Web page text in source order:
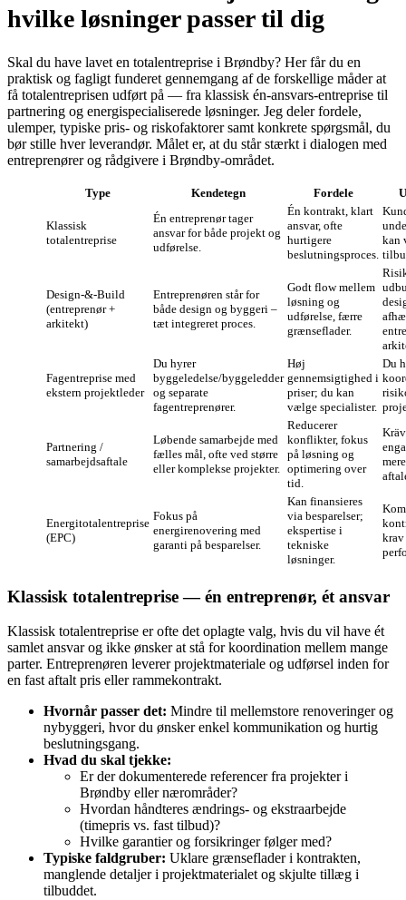
hvilke løsninger passer til dig
Skal du have lavet en totalentreprise i Brøndby? Her får du en
praktisk og fagligt funderet gennemgang af de forskellige måder at
få totalentreprisen udført på — fra klassisk én‑ansvars‑entreprise til
partnering og energispecialiserede løsninger. Jeg deler fordele,
ulemper, typiske pris- og riskofaktorer samt konkrete spørgsmål, du
bør stille hver leverandør. Målet er, at du står stærkt i dialogen med
entreprenører og rådgivere i Brøndby‑området.
Type Kendetegn Fordele
Klassisk
totalentreprise
Én entreprenør tager
ansvar for både projekt og
udførelse.
Én kontrakt, klart
ansvar, ofte
hurtigere
beslutningsproces.
kan
Design‑&‑Build
(entreprenør +
arkitekt)
Entreprenøren står for
både design og byggeri –
tæt integreret proces.
Godt flow mellem
løsning og
udførelse, færre
grænseflader.
Fagentreprise med
ekstern projektleder
Du hyrer
byggeledelse/byggeledder
og separate
fagentreprenører.
Høj
gennemsigtighed i
priser; du kan
vælge specialister.
Du
Partnering /
samarbejdsaftale
Løbende samarbejde med
fælles mål, ofte ved større
eller komplekse projekter.
Reducerer
konflikter, fokus
på løsning og
optimering over
tid.
Energitotalentreprise
(EPC)
Fokus på
energirenovering med
garanti på besparelser.
Kan finansieres
via besparelser;
ekspertise i
tekniske
løsninger.
krav
Klassisk totalentreprise — én entreprenør, ét ansvar
Klassisk totalentreprise er ofte det oplagte valg, hvis du vil have ét
samlet ansvar og ikke ønsker at stå for koordination mellem mange
parter. Entreprenøren leverer projektmateriale og udførsel inden for
en fast aftalt pris eller rammekontrakt.
Hvornår passer det: Mindre til mellemstore renoveringer og
nybyggeri, hvor du ønsker enkel kommunikation og hurtig
beslutningsgang.
Hvad du skal tjekke:
Er der dokumenterede referencer fra projekter i
Brøndby eller nærområder?
Hvordan håndteres ændrings- og ekstraarbejde
(timepris vs. fast tilbud)?
Hvilke garantier og forsikringer følger med?
Typiske faldgruber: Uklare grænseflader i kontrakten,
manglende detaljer i projektmaterialet og skjulte tillæg i
tilbuddet.